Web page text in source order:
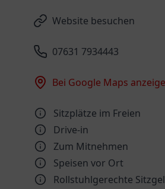
Website besuchen
07631 7934443
Bei Google Maps
Sitzplätze im Freien
Drive-in
Zum Mitnehmen
Speisen vor Ort
Rollstuhlgerechte